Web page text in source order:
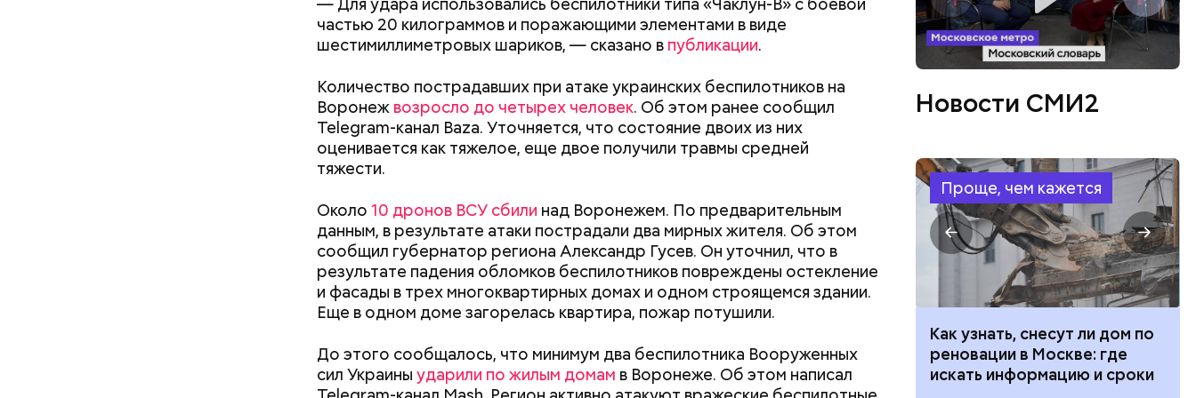
частью 20 килограммов и поражающими элементами в виде
шестимиллиметровых шариков, — сказано в публикации.
Количество пострадавших при атаке украинских беспилотников на
Воронеж возросло до четырех человек. Об этом ранее сообщил
Telegram-канал Baza. Уточняется, что состояние двоих из них
оценивается как тяжелое, еще двое получили травмы средней
тяжести.
Около 10 дронов ВСУ сбили над Воронежем. По предварительным
данным, в результате атаки пострадали два мирных жителя. Об этом
сообщил губернатор региона Александр Гусев. Он уточнил, что в
результате падения обломков беспилотников повреждены остекление
и фасады в трех многоквартирных домах и одном строящемся здании.
Еще в одном доме загорелась квартира, пожар потушили.
До этого сообщалось, что минимум два беспилотника Вооруженных
сил Украины ударили по жилым домам в Воронеже. Об этом написал
Следователи считали, что в период с 2019 по 2021 год Гасанов
уклонился от уплаты налогов на более чем 170 миллионов рублей. Эти
деньги он якобы распределил между родственниками и собственными
Кто еще был жертвой Миссюры
Новости СМИ2
Проще, чем кажется
не получить штраф
рублей от государства при
трудной ситуации: кто может
Как узнать, снесут ли дом по
реновации в Москве: где
искать информацию и сроки